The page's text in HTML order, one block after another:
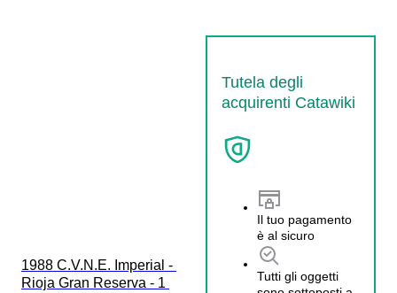
Tutela degli
acquirenti Catawiki
Il tuo pagamento
è al sicuro
Tutti gli oggetti
1988 C.V.N.E. Imperial -
Rioja Gran Reserva - 1